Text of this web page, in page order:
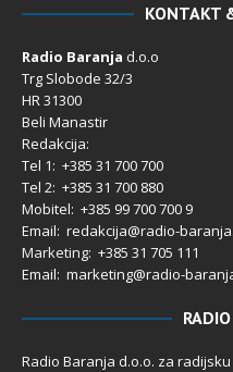
KONTAKT
Radio Baranja d.o.o
Trg Slobode 32/3
HR 31300
Beli Manastir
Redakcija:
Tel 1: +385 31 700 700
Tel 2: +385 31 700 880
Mobitel: +385 99 700 700 9
Email: redakcija@radio-
Marketing: +385 31 705 111
Email: marketing@radio-
Radio Baranja d.o.o. za